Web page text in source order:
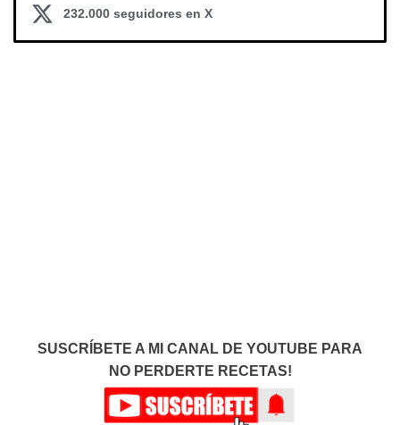
232.000 seguidores en X
SUSCRÍBETE A MI CANAL DE YOUTUBE PARA
NO PERDERTE RECETAS!